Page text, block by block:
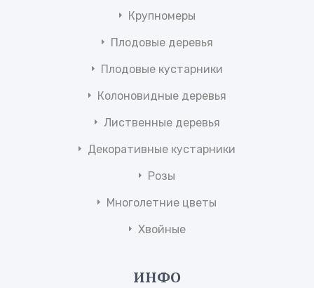
Крупномеры
Плодовые деревья
Плодовые кустарники
Колоновидные деревья
Лиственные деревья
Декоративные кустарники
Розы
Многолетние цветы
Хвойные
ИНФО